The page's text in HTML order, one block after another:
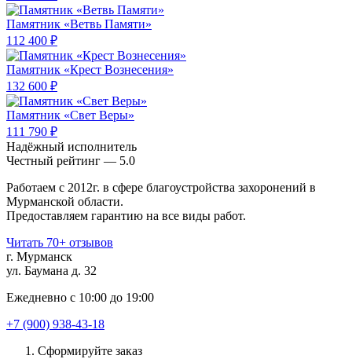
Памятник «Ветвь Памяти»
112 400 ₽
Памятник «Крест Вознесения»
132 600 ₽
Памятник «Свет Веры»
111 790 ₽
Надёжный исполнитель
Чеcтный рейтинг — 5.0
Работаем с 2012г. в сфере благоустройства захоронений в
Мурманской области.
Предоставляем гарантию на все виды работ.
Читать 70+ отзывов
г. Мурманск
ул. Баумана д. 32
Ежедневно с 10:00 до 19:00
+7 (900) 938-43-18
Сформируйте заказ